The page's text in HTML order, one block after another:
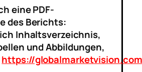
eine PDF-
des Berichts:
Inhaltsverzeichnis,
und Abbildungen,
https://